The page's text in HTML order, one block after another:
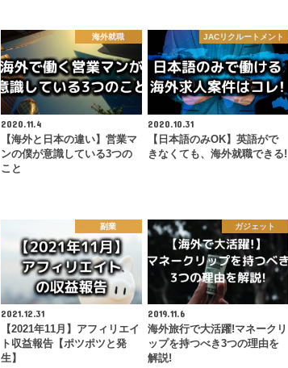
海外就職
2020.11.4
【海外と日本の違い】営業マ
ンの僕が意識している3つの
こと
JACリクルートメント
2020.10.31
【日本語のみOK】英語がで
きなくても、海外就職できる!
副業
2021.12.31
【2021年11月】アフィリエイ
ト収益報告【ポツポツと発
生】
ガジェット
2019.11.6
海外旅行で大活躍!マネークリ
ップを持つべき3つの理由を
解説!